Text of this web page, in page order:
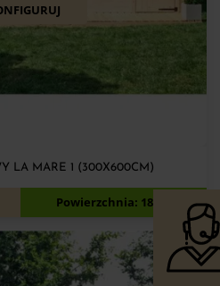
LA MARE 1 (300X600CM)
10 950zł
Powierzchnia: 18m2